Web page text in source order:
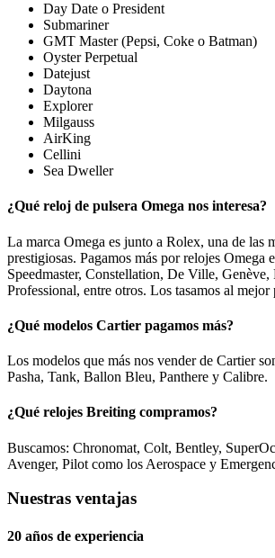
Day Date o President
Submariner
GMT Master (Pepsi, Coke o Batman)
Oyster Perpetual
Datejust
Daytona
Explorer
Milgauss
AirKing
Cellini
Sea Dweller
¿Qué reloj de pulsera Omega nos interesa?
La marca Omega es junto a Rolex, una de las
prestigiosas. Pagamos más por relojes Omega
Speedmaster, Constellation, De Ville, Genève,
Professional, entre otros. Los tasamos al mejor
¿Qué modelos Cartier pagamos más?
Los modelos que más nos vender de Cartier
Pasha, Tank, Ballon Bleu, Panthere y Calibre.
¿Qué relojes Breiting compramos?
Buscamos: Chronomat, Colt, Bentley,
Avenger, Pilot como los Aerospace y
Nuestras ventajas
20 años de experiencia